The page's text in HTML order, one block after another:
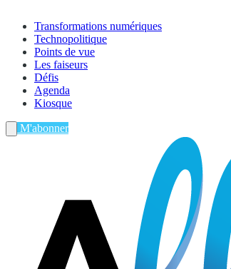
Transformations numériques
Technopolitique
Points de vue
Les faiseurs
Défis
Agenda
Kiosque
M'abonner